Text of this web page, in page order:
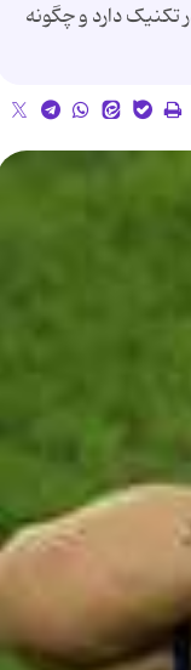
تکنیک دارد و چگونه